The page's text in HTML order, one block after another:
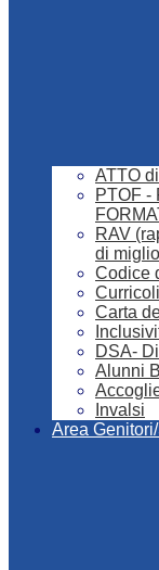
ATTO
PTOF -
RAV
di
Codice
Carta
DSA-
Alunni
Invalsi
Area